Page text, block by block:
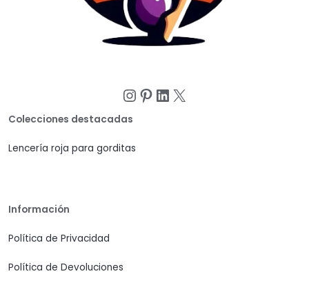
Instagram
Pinterest
LinkedIn
X
Colecciones destacadas
Lencería roja para gorditas
Información
Política de Privacidad
Política de Devoluciones